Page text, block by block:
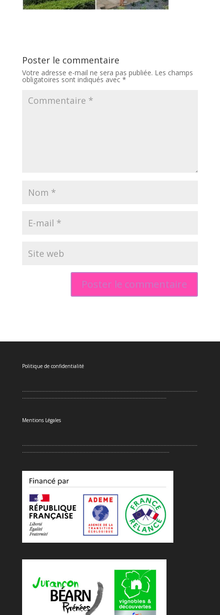
Poster le commentaire
Votre adresse e-mail ne sera pas publiée. Les champs
obligatoires sont indiqués avec *
Politique de confidentialité
.......................................................................................................................
..................................................................................................
Mentions Légales
.......................................................................................................................
....................................................................................................